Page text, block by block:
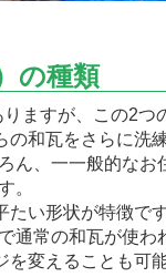
の種類
ますが、この2つ
和瓦をさらに洗
ん、一一般的なお
。
い形状が特徴で
通常の和瓦が使わ
変えることも可能